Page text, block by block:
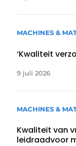
MACHINES &
‘Kwaliteit
9 juli 2026
MACHINES &
Kwaliteit van
leidraadvoor